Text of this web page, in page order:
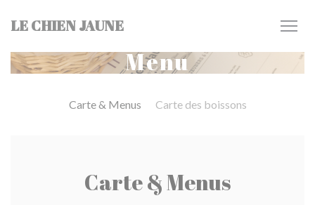
LE CHIEN JAUNE
Menu
Carte & Menus Carte des boissons
Carte & Menus